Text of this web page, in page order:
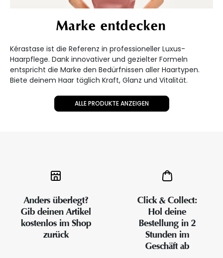
Marke entdecken
Kérastase ist die Referenz in professioneller Luxus-
Haarpflege. Dank innovativer und gezielter Formeln
entspricht die Marke den Bedürfnissen aller Haartypen.
Biete deinem Haar täglich Kraft, Glanz und Vitalität.
ALLE PRODUKTE ANZEIGEN
Anders überlegt?
Gib deinen Artikel
kostenlos im Shop
zurück
Click & Collect:
Hol deine
Bestellung in 2
Stunden im
Geschäft ab